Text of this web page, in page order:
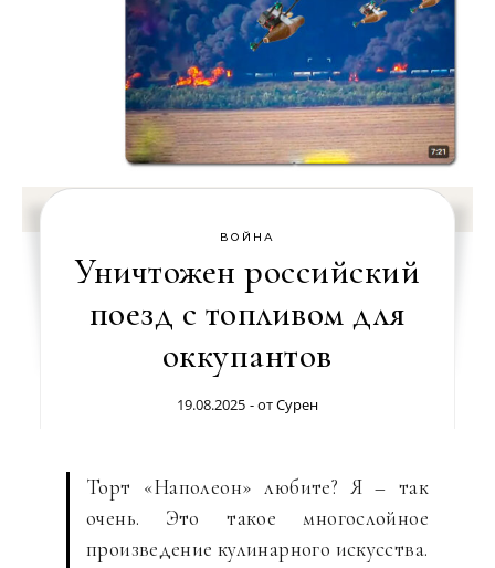
ВОЙНА
Уничтожен российский
поезд с топливом для
оккупантов
19.08.2025 - отСурен
Торт «Наполеон» любите? Я – так
очень. Это такое многослойное
произведение кулинарного искусства.